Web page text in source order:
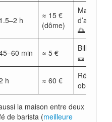
1.5–2 h
≈ 15 €
(dôme)
Matin/fin
d’après-
🌅
min ≈ 5 €
Billet
🎫
h ≈ 60 €
la maison entre deux
de barista (meilleure